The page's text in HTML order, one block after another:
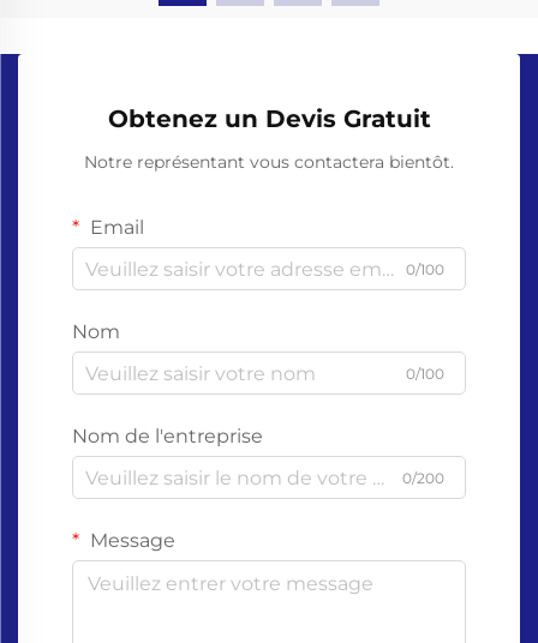
Obtenez un Devis Gratuit
Notre représentant vous contactera bientôt.
Email
0/100
Nom
0/100
Nom de l'entreprise
0/200
Message